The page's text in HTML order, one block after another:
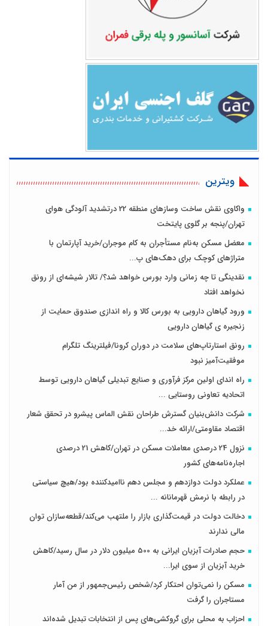
ویترین
واکاوی نقش ساخت وسازهای منطقه 22 درتشدید آلودگی هوای
تهران/پنجه بر گلوی پایتخت
معضل مسکن به‌نام مستأجران به کام موجران/خرید آپارتمان با
متراژهای کوچک برای دهک‌های پ...
نقدینگی تا چه زمانی وارد بورس خواهد شد؟/ تالار شیشه‌ای از رونق
نخواهد افتاد
ورود گیاهان دارویی به بورس کالا و راه اندازی صندوق حمایت از
زنجیره ی گیاهان دارویی
رونق استارتاپ‌های سلامت در دوران کرونا/فیلترینگ تلگرام
موفقیت‌آمیز نبود
راه اندای اولین مرکز فرآوری و صنایع تبدیلی گیاهان دارویی توسط
اتحادیه تعاونی روستایی ...
شرکت دانش‌بنیان گسترش طراحان‌‌ ‌نقش‌ الماس پیشرو در تحقق شعار
اقتصاد مقاومتی/ارائه خد...
نزول 24 درصدی معاملات مسکن در تهران/کاهش 21 درصدی
اجاره‌نامه‌های کشور
عملکرد دولت دوازدهم و مجلس دهم ناامیدکننده بود/هیچ سیاستی
در رابطه با نرمش قهرمانانه ...
دخالت دولت در قیمت‌گذاری بازار را ملتهب می‌کند/قطعه‌سازان توان
مالی ندارند
حجم صادرات آبزیان ایرانی به 500 میلیون دلار در سال رسید/کاهش
خرید آبزیان از سوی ایرا...
مسکن را نمی‌توان احتکار کرد/شخص رئیس‌جمهور از من آمار
مستاجران را گرفت
احزاب به محلی برای گروکشی‌های پس از انتخابات تبدیل شده‌اند